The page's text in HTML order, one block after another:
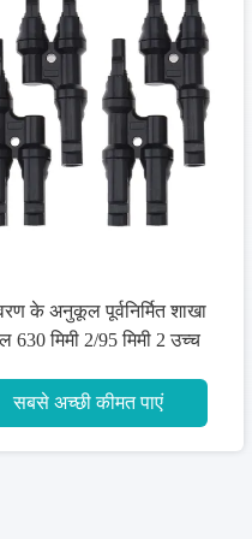
एंटी एजिंग इलेक्ट्रिक सिंगल कोर कॉपर
वायर, एल्यूमीनियम मिश्र धातु केबल
सबसे अच्छी कीमत पाएं